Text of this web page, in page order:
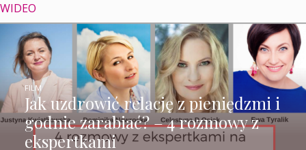
WIDEO
Jak uzdrowić relację z pieniędzmi i
godnie zarabiać? – 4 rozmowy z
ekspertkami
FILM